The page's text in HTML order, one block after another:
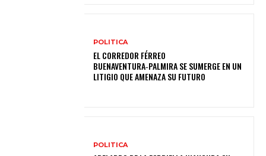
POLITICA
EL CORREDOR FÉRREO
BUENAVENTURA‑PALMIRA SE SUMERGE EN UN
LITIGIO QUE AMENAZA SU FUTURO
POLITICA